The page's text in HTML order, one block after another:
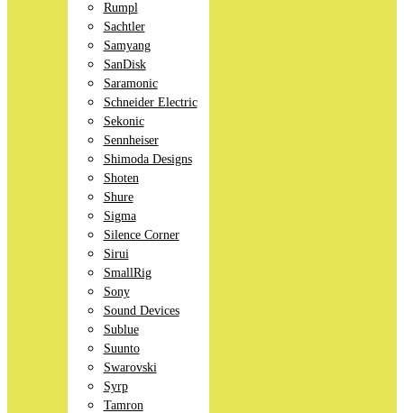
Rumpl
Sachtler
Samyang
SanDisk
Saramonic
Schneider Electric
Sekonic
Sennheiser
Shimoda Designs
Shoten
Shure
Sigma
Silence Corner
Sirui
SmallRig
Sony
Sound Devices
Sublue
Suunto
Swarovski
Syrp
Tamron